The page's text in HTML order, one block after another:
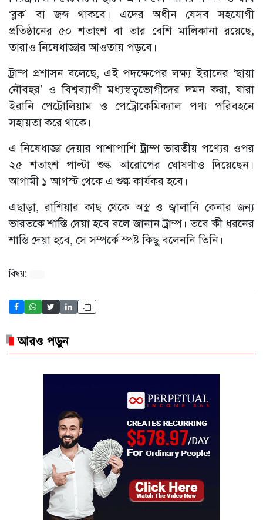
‘ব্লক’ বা জব্দ থাকবে। এদের অধীন যেসব সহযোগী
প্রতিষ্ঠানের ৫০ শতাংশ বা তার বেশি মালিকানা রয়েছে,
তারাও নিষেধাজ্ঞার আওতায় পড়বে।
ট্রাম্প প্রশাসন বলেছে, এই পদক্ষেপের লক্ষ্য ইরানের ‘ছায়া
নৌবহর’ ও বিশ্বব্যাপী মধ্যস্বত্বভোগীদের দমন করা, যারা
ইরানি পেট্রোলিয়াম ও পেট্রোকেমিক্যাল পণ্য পরিবহনে
সহায়তা করে থাকে।
এ নিষেধাজ্ঞা দেয়ার পাশাপাশি ট্রাম্প ভারতীয় পণ্যের ওপর
২৫ শতাংশ পাল্টা শুল্ক আরোপের ঘোষণাও দিয়েছেন।
আগামী ১ আগস্ট থেকে এ শুল্ক কার্যকর হবে।
এছাড়া, রাশিয়ার কাছ থেকে অস্ত্র ও জ্বালানি কেনার জন্য
ভারতকে শাস্তি দেয়া হবে বলে জানান ট্রাম্প। তবে কী ধরনের
শাস্তি দেয়া হবে, সে সম্পর্কে স্পষ্ট কিছু বলেননি তিনি।
বিষয়:
আরও পড়ুন